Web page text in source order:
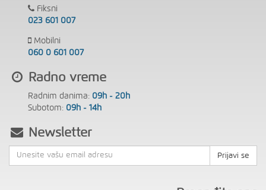
Fiksni
023 601 007
Mobilni
060 0 601 007
Radno vreme
Radnim danima: 09h - 20h
Subotom: 09h - 14h
Newsletter
Prijavi se